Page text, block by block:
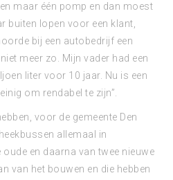
maar één pomp en dan moest
buiten lopen voor een klant,
bij een autobedrijf een
meer zo. Mijn vader had een
liter voor 10 jaar. Nu is een
om rendabel te zijn”.
voor de gemeente Den
allemaal in
en daarna van twee nieuwe
van het bouwen en die hebben